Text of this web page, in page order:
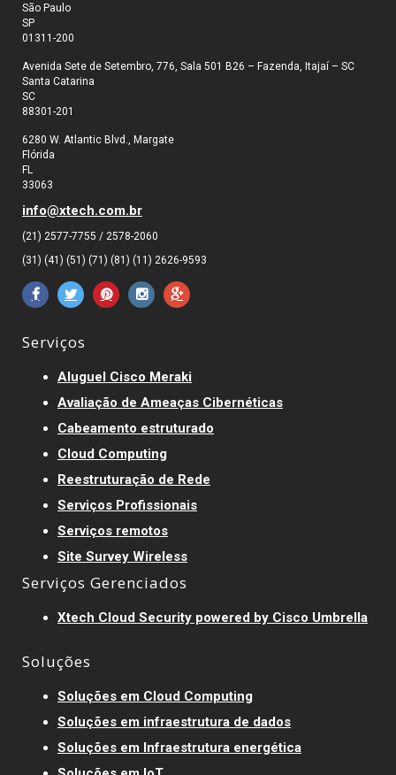
São Paulo
SP
01311-200
Avenida Sete de Setembro, 776, Sala 501 B26 – Fazenda, Itajaí – SC
Santa Catarina
SC
88301-201
6280 W. Atlantic Blvd., Margate
Flórida
FL
33063
info@xtech.com.br
(21) 2577-7755 / 2578-2060
(31) (41) (51) (71) (81) (11) 2626-9593
Serviços
Aluguel Cisco Meraki
Avaliação de Ameaças Cibernéticas
Cabeamento estruturado
Cloud Computing
Reestruturação de Rede
Serviços Profissionais
Serviços remotos
Site Survey Wireless
Serviços Gerenciados
Xtech Cloud Security powered by Cisco Umbrella
Soluções
Soluções em Cloud Computing
Soluções em infraestrutura de dados
Soluções em Infraestrutura energética